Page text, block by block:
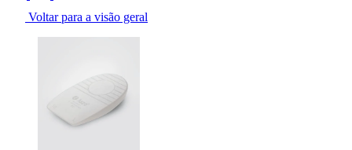
Voltar para a visão geral